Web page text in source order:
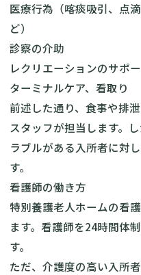
医療行為（喀痰吸引、点
ど）
診察の介助
レクリエーションのサポ
ターミナルケア、看取り
前述した通り、食事や排
スタッフが担当します。
ラブルがある入所者に対
す。
看護師の働き方
特別養護老人ホームの看
ます。看護師を24時間体
す。
ただ、介護度の高い入所